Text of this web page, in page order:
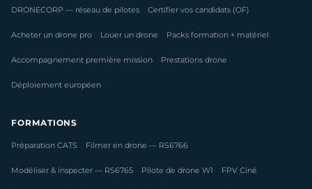
DRONECORP — réseau de pilotes Certifier vos candidats (OF)
Acheter un drone pro Louer un drone Packs formation + matériel
Accompagnement première mission Prestations drone
Déploiement européen
FORMATIONS
Préparation CATS Filmer en drone — RS6766
Modéliser & inspecter — RS6765 Pilote de drone W1 FPV Ciné